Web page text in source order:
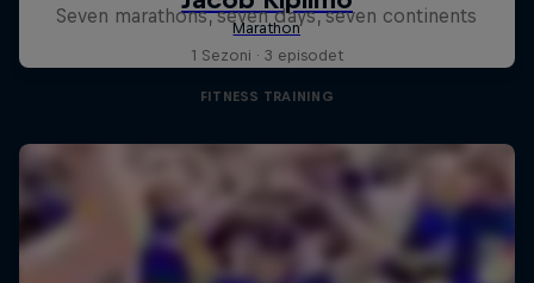
Seven marathons, seven days, seven continents
1 Sezoni · 3 episodet
FITNESS TRAINING